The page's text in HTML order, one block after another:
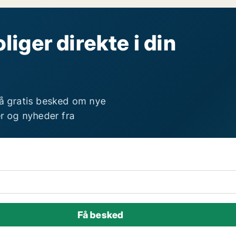
direkte i din
gratis besked om nye
og nyheder fra